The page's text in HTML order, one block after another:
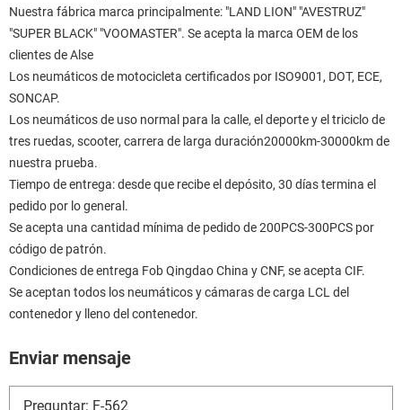
Nuestra fábrica marca principalmente: "LAND LION" "AVESTRUZ"
"SUPER BLACK" "VOOMASTER". Se acepta la marca OEM de los
clientes de Alse
Los neumáticos de motocicleta certificados por ISO9001, DOT, ECE,
SONCAP.
Los neumáticos de uso normal para la calle, el deporte y el triciclo de
tres ruedas, scooter, carrera de larga duración20000km-30000km de
nuestra prueba.
Tiempo de entrega: desde que recibe el depósito, 30 días termina el
pedido por lo general.
Se acepta una cantidad mínima de pedido de 200PCS-300PCS por
código de patrón.
Condiciones de entrega Fob Qingdao China y CNF, se acepta CIF.
Se aceptan todos los neumáticos y cámaras de carga LCL del
contenedor y lleno del contenedor.
Enviar mensaje